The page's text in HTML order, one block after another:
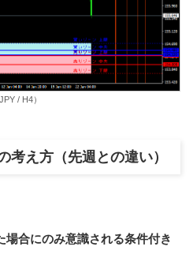
/ H4）
考え方（先週との違い）
場合にのみ意識される条件付き